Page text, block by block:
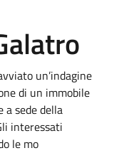
un’indagine
di un immobile
a sede della
interessati
le mo